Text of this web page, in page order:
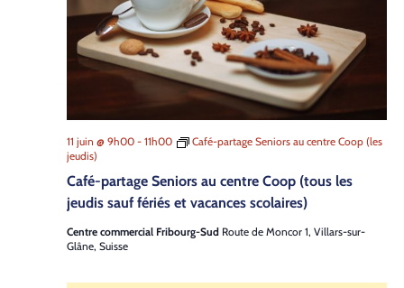
Café-partage Seniors au centre Coop (tous les
jeudis sauf fériés et vacances scolaires)
11 juin @ 9h00- 11h00
Café-partage Seniors au centre Coop (les
jeudis)
Centre commercial Fribourg-Sud Route de Moncor 1, Villars-sur-
Glâne, Suisse